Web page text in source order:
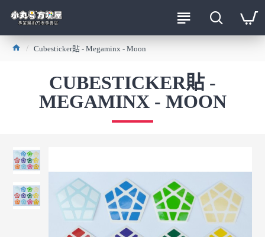
Cubesticker貼 - Megaminx - Moon
CUBESTICKER貼 -
MEGAMINX - MOON